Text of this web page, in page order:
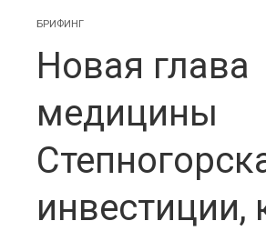
БРИФИНГ
Новая глава
медицины
инвестиции,